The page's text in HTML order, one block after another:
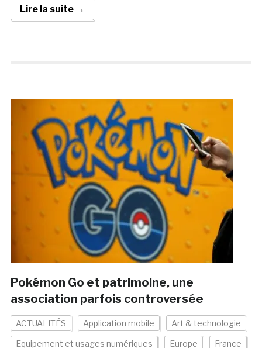
Lire la suite →
Pokémon Go et patrimoine, une
association parfois controversée
ACTUALITÉS Application mobile Art & technologie
Equipement et usages numériques Europe France